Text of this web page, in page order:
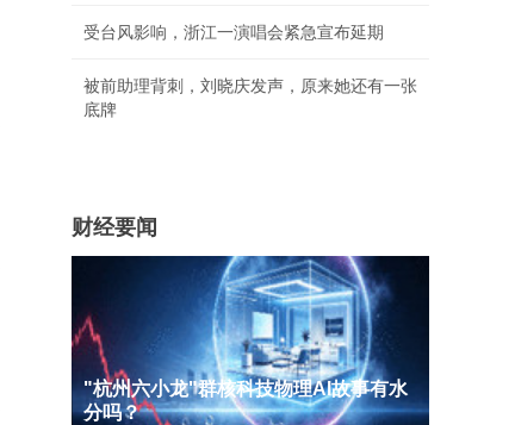
受台风影响，浙江一演唱会紧急宣布延期
被前助理背刺，刘晓庆发声，原来她还有一张
底牌
财经要闻
"杭州六小龙"群核科技物理AI故事有水
分吗？